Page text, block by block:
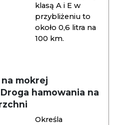
klasą A i E w
przybliżeniu to
około 0,6 litra na
100 km.
mokrej
hamowania na
Określa